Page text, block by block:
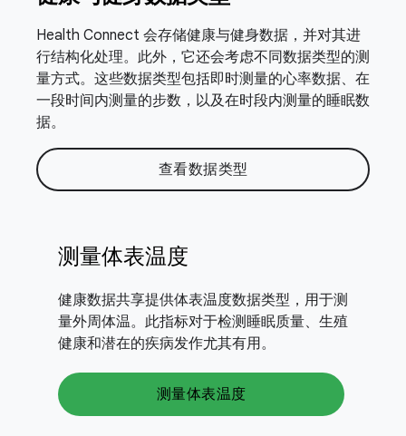
Health Connect 会存储健康与健身数据，并对其进
行结构化处理。此外，它还会考虑不同数据类型的测
量方式。这些数据类型包括即时测量的心率数据、在
一段时间内测量的步数，以及在时段内测量的睡眠数
据。
查看数据类型
测量体表温度
健康数据共享提供体表温度数据类型，用于测
量外周体温。此指标对于检测睡眠质量、生殖
健康和潜在的疾病发作尤其有用。
测量体表温度